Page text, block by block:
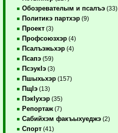
Обозревателым и псалъэ (33)
Политикэ партхэр (9)
Проект (3)
Профсоюзхэр (4)
Псалъэжьхэр (4)
Псапэ (59)
ПсэукIэ (3)
Пшыхьхэр (157)
ПщIэ (13)
ПэкIухэр (35)
Репортаж (7)
Сабийхэм факъыхуеджэ (2)
Спорт (41)